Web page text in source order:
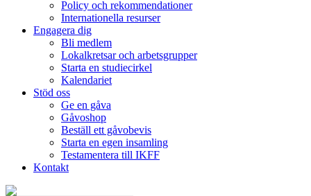
Policy och rekommendationer
Internationella resurser
Engagera dig
Bli medlem
Lokalkretsar och arbetsgrupper
Starta en studiecirkel
Kalendariet
Stöd oss
Ge en gåva
Gåvoshop
Beställ ett gåvobevis
Starta en egen insamling
Testamentera till IKFF
Kontakt